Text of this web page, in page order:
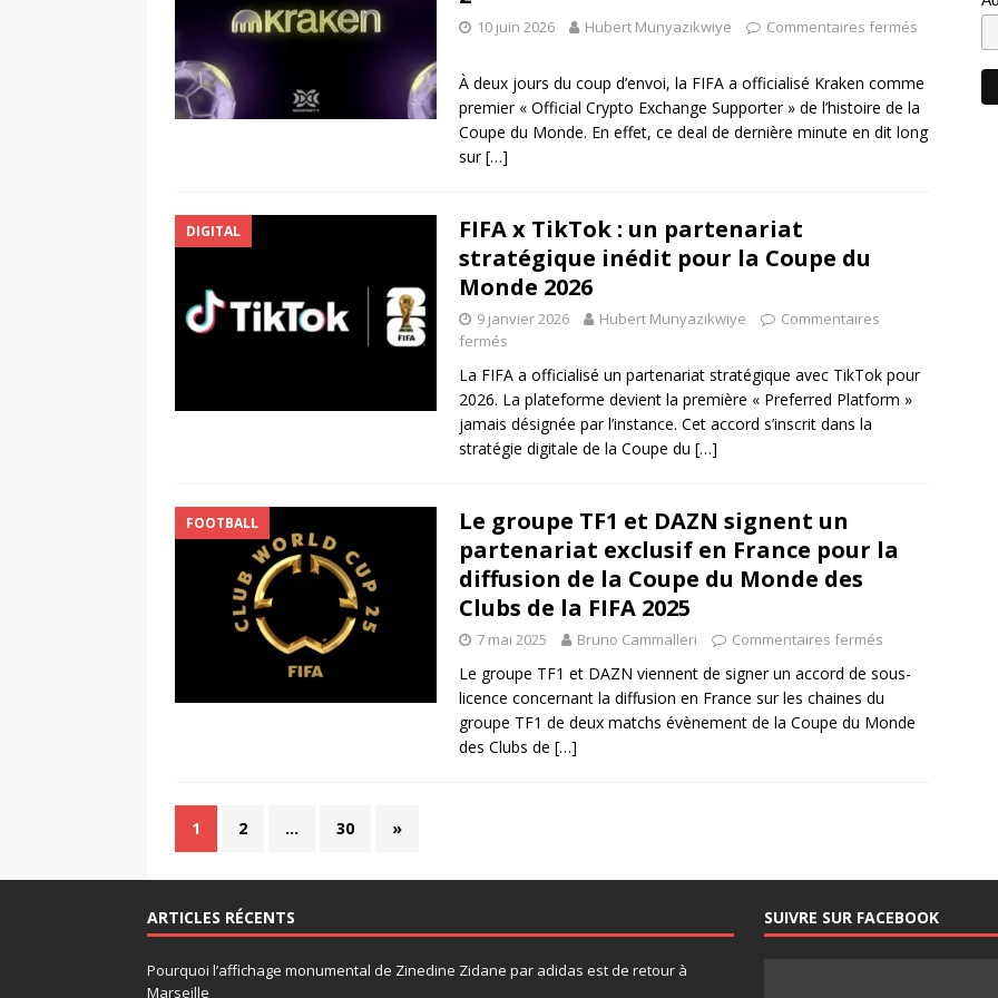
10 juin 2026 Hubert Munyazikwiye Commentaires fermés
À deux jours du coup d’envoi, la FIFA a officialisé Kraken comme
premier « Official Crypto Exchange Supporter » de l’histoire de la
Coupe du Monde. En effet, ce deal de dernière minute en dit long
sur[…]
DIGITAL
FIFA x TikTok : un partenariat
stratégique inédit pour la Coupe du
Monde 2026
9 janvier 2026 Hubert Munyazikwiye
Commentaires
fermés
La FIFA a officialisé un partenariat stratégique avec TikTok pour
2026. La plateforme devient la première « Preferred Platform »
jamais désignée par l’instance. Cet accord s’inscrit dans la
stratégie digitale de la Coupe du […]
FOOTBALL
Le groupe TF1 et DAZN signent un
partenariat exclusif en France pour la
diffusion de la Coupe du Monde des
Clubs de la FIFA 2025
7 mai 2025 Bruno Cammalleri Commentaires fermés
Le groupe TF1 et DAZN viennent de signer un accord de sous-
licence concernant la diffusion en France sur les chaines du
groupe TF1 de deux matchs évènement de la Coupe du Monde
des Clubs de […]
1 2 … 30 »
ARTICLES RÉCENTS
Pourquoi l’affichage monumental de Zinedine Zidane par adidas est de retour à
Marseille
SUIVRE SUR FACEBOOK